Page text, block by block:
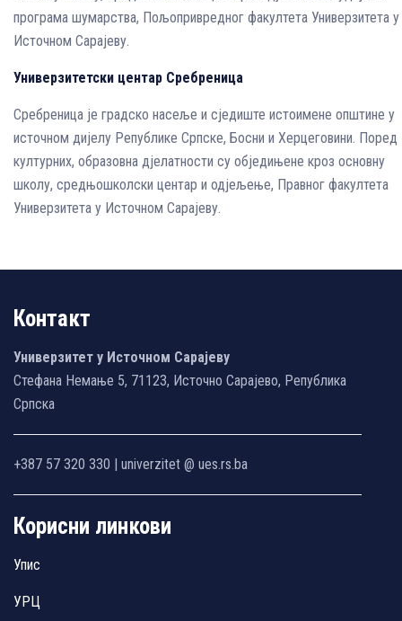
програма шумарства, Пољопривредног факултета Универзитета у
Источном Сарајеву.
Универзитетски центар Сребреница
Сребреница је градско насеље и сједиште истоимене општине у
источном дијелу Републике Српске, Босни и Херцеговини. Поред
културних, образовна дјелатности су обједињене кроз основну
школу, средњошколски центар и одјељење, Правног факултета
Универзитета у Источном Сарајеву.
Контакт
Универзитет у Источном Сарајеву
Стефана Немање 5, 71123, Источно Сарајево, Република
Српска
+387 57 320 330 | univerzitet @ ues.rs.ba
Корисни линкови
Упис
УРЦ